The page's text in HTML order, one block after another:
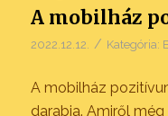
A mobilház
2022.12.12. / Kategória:
A mobilház
darabja. Amiről